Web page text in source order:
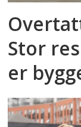
Kilde:
Stor
er